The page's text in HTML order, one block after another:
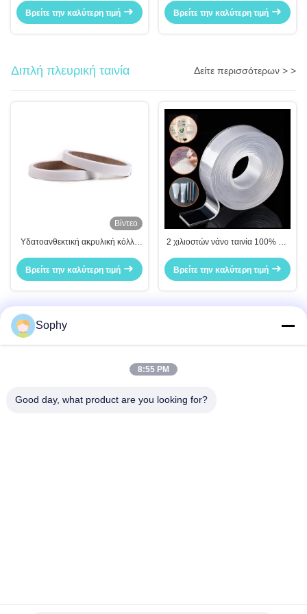
ευαίσθητα προϊόντα
Βρείτε την καλύτερη τιμή
κόλλες
Βρείτε την καλύτερη τιμή
Διπλή πλευρική ταινία Δείτε περισσότερων > >
Βίντεο
Υδατοανθεκτική ακρυλική κόλλα
θερμότητα για εφαρμογές στη
Βρείτε την καλύτερη τιμή
2 χιλιοστών νάνο ταινία 100% PP
Βρείτε την καλύτερη τιμή
Βιομηχανική ζώνη Fulu, περιοχή Shunde, πόλη Foshan,
Sophy
8:55 PM
Good day, what product are you looking for?